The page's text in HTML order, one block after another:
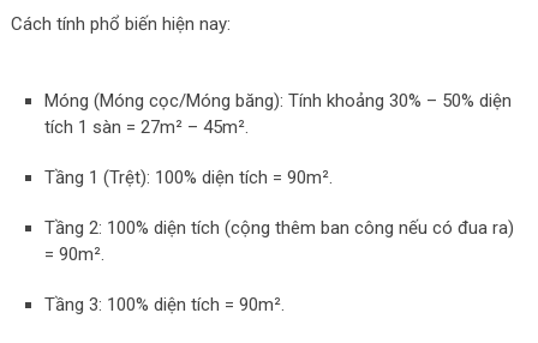
Cách tính phổ biến hiện nay:
Móng (Móng cọc/Móng băng): Tính khoảng 30% – 50% diện
tích 1 sàn = 27m² – 45m².
Tầng 1 (Trệt): 100% diện tích = 90m².
Tầng 2: 100% diện tích (cộng thêm ban công nếu có đua ra)
= 90m².
Tầng 3: 100% diện tích = 90m².